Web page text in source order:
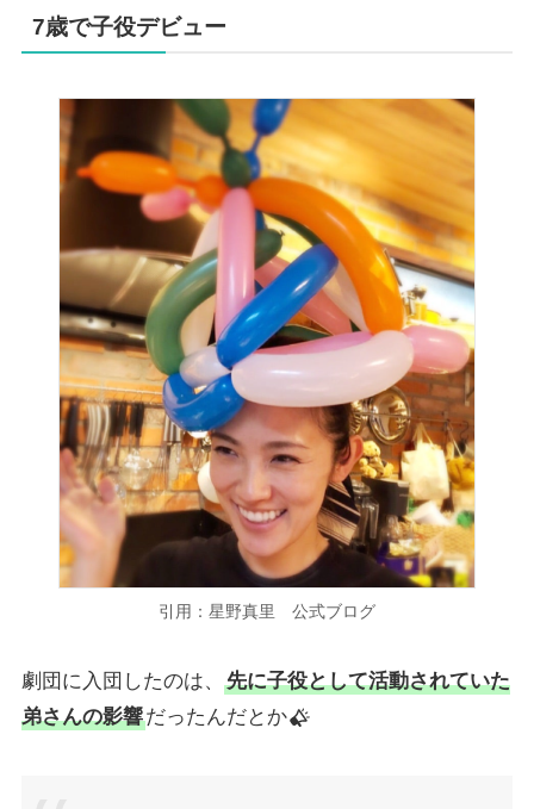
7歳で子役デビュー
引用：星野真里 公式ブログ
劇団に入団したのは、
先に子役として活動されていた
弟さんの影響だったんだとか